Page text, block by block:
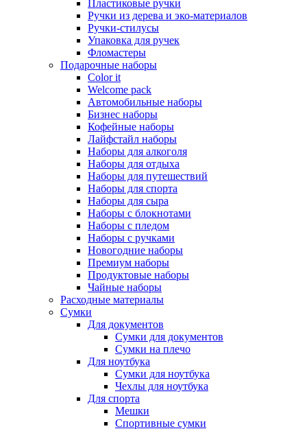
Пластиковые ручки
Ручки из дерева и эко-материалов
Ручки-стилусы
Упаковка для ручек
Фломастеры
Подарочные наборы
Color it
Welcome pack
Автомобильные наборы
Бизнес наборы
Кофейные наборы
Лайфстайл наборы
Наборы для алкоголя
Наборы для отдыха
Наборы для путешествий
Наборы для спорта
Наборы для сыра
Наборы с блокнотами
Наборы с пледом
Наборы с ручками
Новогодние наборы
Премиум наборы
Продуктовые наборы
Чайные наборы
Расходные материалы
Сумки
Для документов
Сумки для документов
Сумки на плечо
Для ноутбука
Сумки для ноутбука
Чехлы для ноутбука
Для спорта
Мешки
Спортивные сумки